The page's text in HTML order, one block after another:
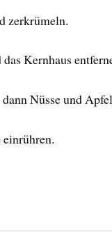
zerkrümeln.
Kernhaus
Nüsse und